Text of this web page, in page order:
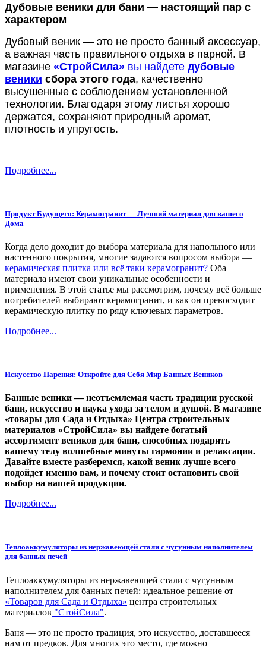
Дубовые веники для бани — настоящий пар с
характером
Дубовый веник — это не просто банный аксессуар,
а важная часть правильного отдыха в парной. В
магазине «СтройСила» вы найдете дубовые
веники сбора этого года, качественно
высушенные с соблюдением установленной
технологии. Благодаря этому листья хорошо
держатся, сохраняют природный аромат,
плотность и упругость.
Подробнее...
Продукт Будущего: Керамогранит — Лучший материал для вашего
Дома
Когда дело доходит до выбора материала для напольного или
настенного покрытия, многие задаются вопросом выбора —
керамическая плитка или всё таки керамогранит? Оба
материала имеют свои уникальные особенности и
применения. В этой статье мы рассмотрим, почему всё больше
потребителей выбирают керамогранит, и как он превосходит
керамическую плитку по ряду ключевых параметров.
Подробнее...
Искусство Парения: Откройте для Себя Мир Банных Веников
Банные веники — неотъемлемая часть традиции русской
бани, искусство и наука ухода за телом и душой. В магазине
«товары для Сада и Отдыха» Центра строительных
материалов «СтройСила» вы найдете богатый
ассортимент веников для бани, способных подарить
вашему телу волшебные минуты гармонии и релаксации.
Давайте вместе разберемся, какой веник лучше всего
подойдет именно вам, и почему стоит остановить свой
выбор на нашей продукции.
Подробнее...
Теплоаккумуляторы из нержавеющей стали с чугунным наполнителем
для банных печей
Теплоаккумуляторы из нержавеющей стали с чугунным
наполнителем для банных печей: идеальное решение от
«Товаров для Сада и Отдыха» центра строительных
материалов "СтойСила".
Баня — это не просто традиция, это искусство, доставшееся
нам от предков. Для многих это место, где можно